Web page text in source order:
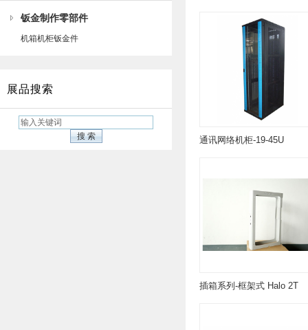
钣金制作零部件
机箱机柜钣金件
展品搜索
通讯网络机柜-19-45U
插箱系列-框架式 Halo 2T